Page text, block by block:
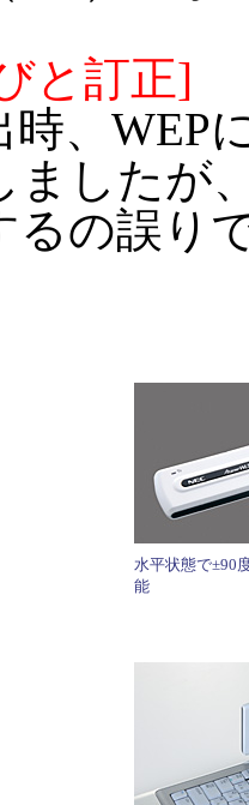
と訂正]
、WEP
ましたが
るの誤り
水平状態で±90
能